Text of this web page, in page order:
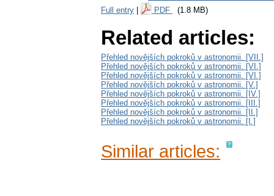
Full entry PDF (1.8 MB)
Related articles:
Přehled novějších pokroků v astronomii. [VII.]
Přehled novějších pokroků v astronomii. [VI.]
Přehled novějších pokroků v astronomii. [VI.]
Přehled novějších pokroků v astronomii. [V.]
Přehled novějších pokroků v astronomii. [IV.]
Přehled novějších pokroků v astronomii. [III.]
Přehled novějších pokroků v astronomii. [II.]
Přehled novějších pokroků v astronomii. [I.]
Similar articles: